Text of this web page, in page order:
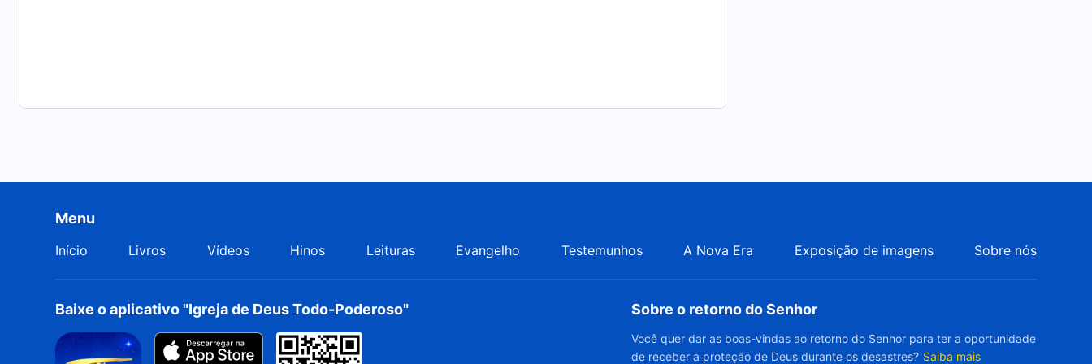
Menu
Início Livros Vídeos Hinos Leituras Evangelho Testemunhos A Nova Era Exposição de imagens Sobre nós
Baixe o aplicativo "Igreja de Deus Todo-Poderoso" Sobre o retorno do Senhor
Você quer dar as boas-vindas ao retorno do Senhor para ter a oportunidade
de receber a proteção de Deus durante os desastres? Saiba mais